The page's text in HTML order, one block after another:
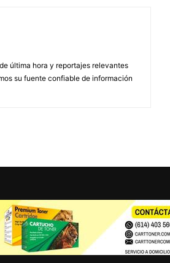
última hora y reportajes relevantes
su fuente confiable de información